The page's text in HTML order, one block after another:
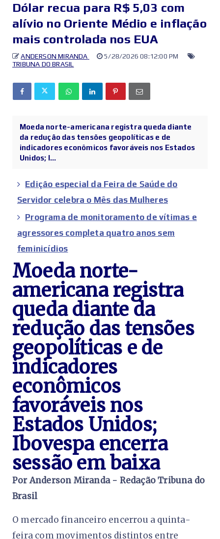
Dólar recua para R$ 5,03 com
alívio no Oriente Médio e inflação
mais controlada nos EUA
ANDERSON MIRANDA
5/28/2026 08:12:00 PM
TRIBUNA DO BRASIL
Moeda norte-americana registra queda diante
da redução das tensões geopolíticas e de
indicadores econômicos favoráveis nos Estados
Unidos; I...
Edição especial da Feira de Saúde do
Servidor celebra o Mês das Mulheres
Programa de monitoramento de vítimas e
agressores completa quatro anos sem
feminicídios
Moeda norte-
americana registra
queda diante da
redução das tensões
geopolíticas e de
indicadores
econômicos
favoráveis nos
Estados Unidos;
Ibovespa encerra
sessão em baixa
Por Anderson Miranda - Redação Tribuna do
Brasil
O mercado financeiro encerrou a quinta-
feira com movimentos distintos entre